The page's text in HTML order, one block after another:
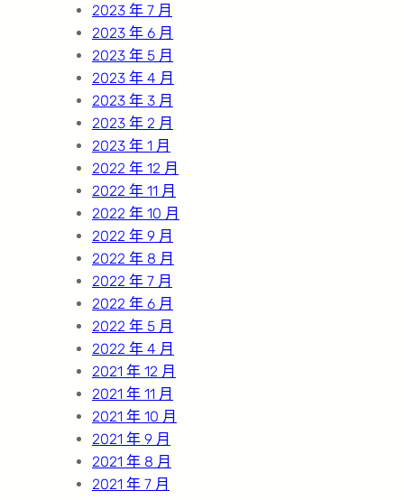
2023 年 7 月
2023 年 6 月
2023 年 5 月
2023 年 4 月
2023 年 3 月
2023 年 2 月
2023 年 1 月
2022 年 12 月
2022 年 11 月
2022 年 10 月
2022 年 9 月
2022 年 8 月
2022 年 7 月
2022 年 6 月
2022 年 5 月
2022 年 4 月
2021 年 12 月
2021 年 11 月
2021 年 10 月
2021 年 9 月
2021 年 8 月
2021 年 7 月